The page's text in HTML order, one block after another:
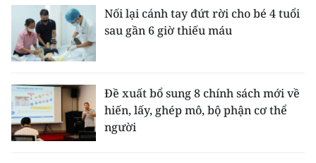
Nối lại cánh tay đứt rời cho bé 4 tuổi
sau gần 6 giờ thiếu máu
Đề xuất bổ sung 8 chính sách mới về
hiến, lấy, ghép mô, bộ phận cơ thể
người